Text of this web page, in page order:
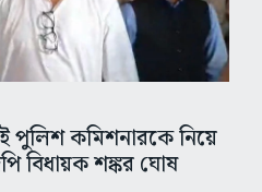
পুলিশ কমিশনারকে নিয়ে
বিধায়ক শঙ্কর ঘোষ